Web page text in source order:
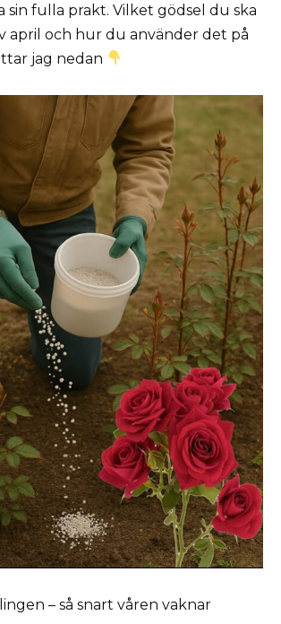
sin fulla prakt. Vilket gödsel du ska
april och hur du använder det på
jag nedan
– så snart våren vaknar